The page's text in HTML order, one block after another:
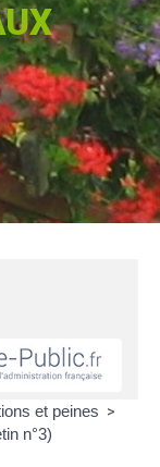
et peines >
n°3)